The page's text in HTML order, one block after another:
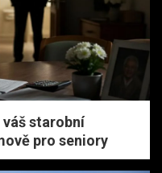
starobní
pro seniory